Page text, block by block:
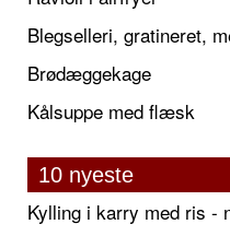
Blegselleri, gratineret,
Brødæggekage
Kålsuppe med flæsk
10 nyeste
Kylling i karry med ris -